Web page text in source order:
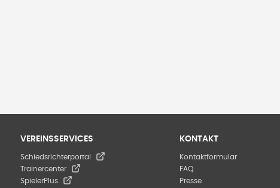
VEREINSSERVICES
Schiedsrichterportal
Trainercenter
SpielerPlus
KONTAKT
Kontaktformular
FAQ
Presse